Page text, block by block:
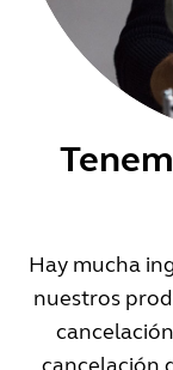
Hay mucha
nuestros